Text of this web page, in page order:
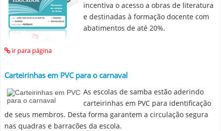
incentiva o acesso a obras de literatura
e destinadas à formação docente com
abatimentos de até 20%.
ir para página
Carteirinhas em PVC para o carnaval
As escolas de samba estão aderindo
carteirinhas em PVC para identificação
de seus membros. Desta forma garantem a circulação segura
nas quadras e barracões da escola.